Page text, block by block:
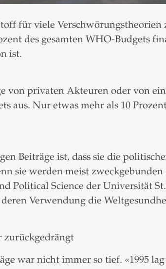
für viele
des gesamten WHO-Budgets
ist.
von privaten Akteuren oder von
aus. Nur etwas mehr als 10
Beiträge ist, dass sie die
sie werden meist
Political Science der Universität
Verwendung die
zurückgedrängt
war nicht immer so tief. «1995